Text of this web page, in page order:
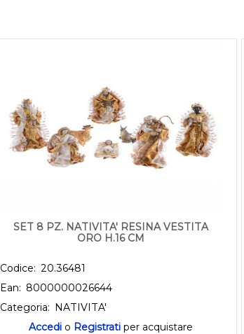
SET 8 PZ. NATIVITA' RESINA VESTITA
ORO H.16 CM
Codice: 20.36481
Ean: 8000000026644
Categoria: NATIVITA'
Accedi o Registrati per acquistare